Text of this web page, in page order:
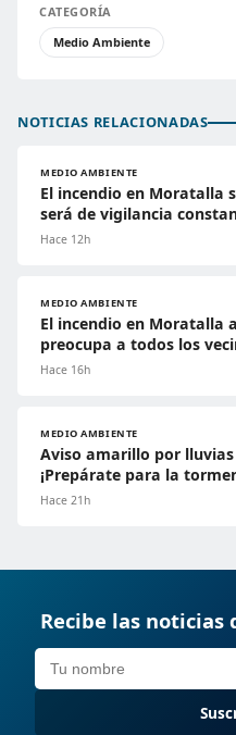
CATEGORÍA
Medio Ambiente
NOTICIAS RELACIONADAS
MEDIO AMBIENTE
El incendio en Moratalla
será de vigilancia
Hace 12h
MEDIO AMBIENTE
El incendio en Moratalla
preocupa a todos los
Hace 16h
MEDIO AMBIENTE
Aviso amarillo por
¡Prepárate para la
Hace 21h
Recibe las